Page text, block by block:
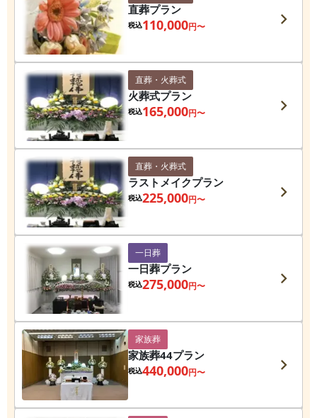
直葬プラン
税込110,000円〜
直葬・火葬式
火葬式プラン
税込165,000円〜
直葬・火葬式
ラストメイクプラン
税込225,000円〜
一日葬
一日葬プラン
税込275,000円〜
家族葬
家族葬44プラン
税込440,000円〜